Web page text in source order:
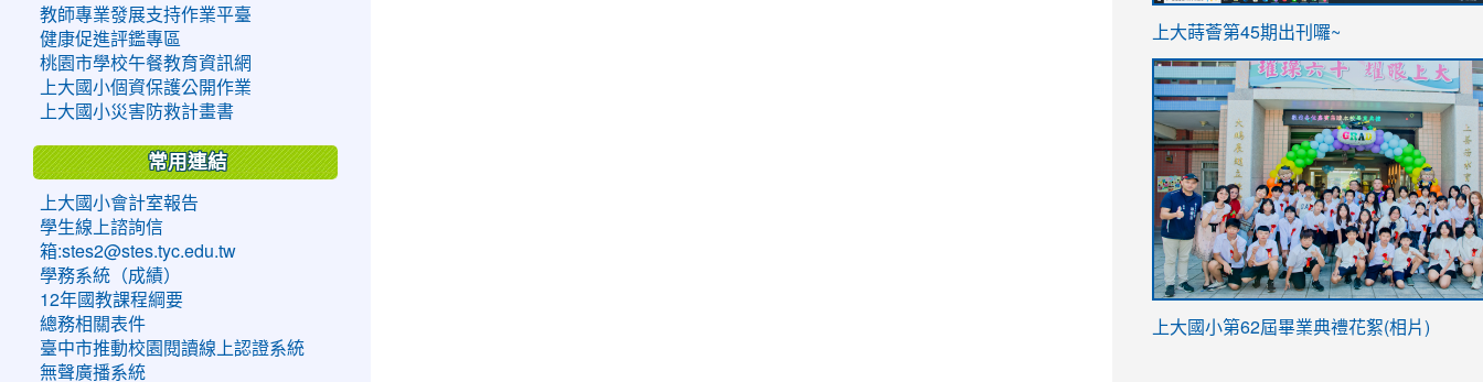
教師專業發展支持作業平臺
健康促進評鑑專區
桃園市學校午餐教育資訊網
上大國小個資保護公開作業
上大國小災害防救計畫書
常用連結
上大國小會計室報告
學生線上諮詢信
箱:stes2@stes.tyc.edu.tw
學務系統（成績）
12年國教課程綱要
總務相關表件
臺中市推動校園閱讀線上認證系統
無聲廣播系統
ink
https://sites.google.com/stes.tyc.edu.tw/
link
https://sites.google.com/stes.tyc.edu.tw/
上大蒔薈第45期出刊囉~
link
上大國小第62屆畢業典禮花絮(相片)